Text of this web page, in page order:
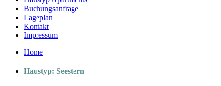
Buchungsanfrage
Lageplan
Kontakt
Impressum
Home
Haustyp: Seestern